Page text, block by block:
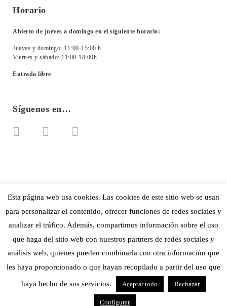
Horario
Abierto de jueves a domingo en el siguiente horario:
Jueves y domingo: 11:00-15:00 h
Viernes y sábado: 11:00-18:00h
Entrada libre
Síguenos en…
Aviso Legal·Política de privacidad·Política de cookies
© Copyright 2018 CDAN, Centro de Arte y Naturaleza. Todos los derechos
Esta página web usa cookies. Las cookies de este sitio web se usan
para personalizar el contenido, ofrecer funciones de redes sociales y
analizar el tráfico. Además, compartimos información sobre el uso
que haga del sitio web con nuestros partners de redes sociales y
análisis web, quienes pueden combinarla con otra información que
les haya proporcionado o que hayan recopilado a partir del uso que
haya hecho de sus servicios. Aceptar todo Rechazar
Configurar